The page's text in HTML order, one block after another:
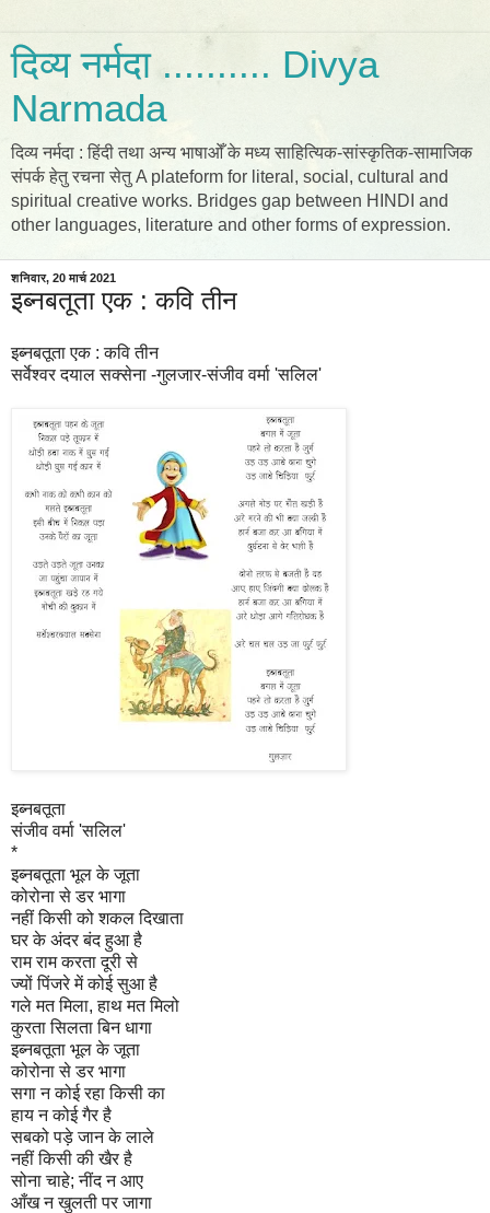
दिव्य नर्मदा .......... Divya
Narmada
दिव्य नर्मदा : हिंदी तथा अन्य भाषाओँ के मध्य साहित्यिक-सांस्कृतिक-सामाजिक
संपर्क हेतु रचना सेतु A plateform for literal, social, cultural and
spiritual creative works. Bridges gap between HINDI and
other languages, literature and other forms of expression.
शनिवार, 20 मार्च 2021
इब्नबतूता एक : कवि तीन
इब्नबतूता एक : कवि तीन
सर्वेश्वर दयाल सक्सेना -गुलजार-संजीव वर्मा 'सलिल'
इब्नबतूता
संजीव वर्मा 'सलिल'
*
इब्नबतूता भूल के जूता
कोरोना से डर भागा
नहीं किसी को शकल दिखाता
घर के अंदर बंद हुआ है
राम राम करता दूरी से
ज्यों पिंजरे में कोई सुआ है
गले मत मिला, हाथ मत मिलो
कुरता सिलता बिन धागा
इब्नबतूता भूल के जूता
कोरोना से डर भागा
सगा न कोई रहा किसी का
हाय न कोई गैर है
सबको पड़े जान के लाले
नहीं किसी की खैर है
सोना चाहे; नींद न आए
आँख न खुलती पर जागा